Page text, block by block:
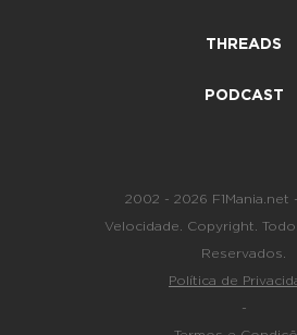
THREADS
PODCAST
2002 - 2026 F1Mania.net
Velocidade. Copyright.
Reservados.
Política de
-